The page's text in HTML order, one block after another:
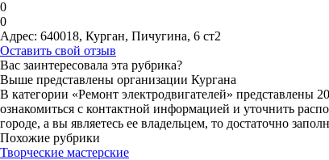
0
0
Адрес: 640018, Курган, Пичугина, 6 ст2
Оставить свой отзыв
Вас заинтересовала эта рубрика?
Выше представлены организации Кургана
В категории «Ремонт электродвигателей» представлены
ознакомиться с контактной информацией и уточнить
городе, а вы являетесь ее владельцем, то достаточно
Похожие рубрики
Творческие мастерские